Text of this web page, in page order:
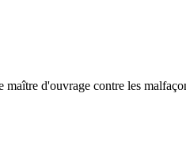
maître d'ouvrage contre les